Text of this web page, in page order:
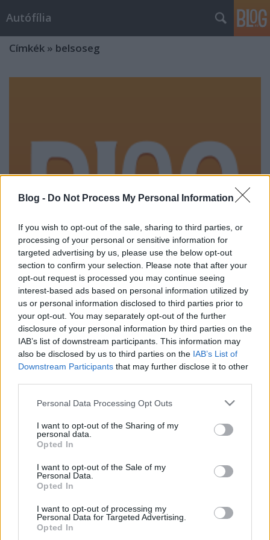
Blog - Do Not Process My Personal Information
If you wish to opt-out of the sale, sharing to third parties, or
processing of your personal or sensitive information for
targeted advertising by us, please use the below opt-out
section to confirm your selection. Please note that after your
opt-out request is processed you may continue seeing
interest-based ads based on personal information utilized by
us or personal information disclosed to third parties prior to
your opt-out. You may separately opt-out of the further
disclosure of your personal information by third parties on the
IAB’s list of downstream participants. This information may
also be disclosed by us to third parties on the IAB’s List of
Downstream Participants that may further disclose it to other
Please note that this website/app uses one or more Google
not limited to your visit or usage behaviour. You may click to
grant or deny consent to Google and its third-party tags to
use your data for below specified purposes in below Google
consent section.
Personal Data Processing Opt Outs
I want to opt-out of the Sharing of my
personal data.
Opted In
I want to opt-out of the Sale of my
Personal Data.
Opted In
I want to opt-out of processing my
Personal Data for Targeted Advertising.
Opted In
Autófília
Címkék » belsoseg
Road trip
Lowtyo• 2008. október 28.
már az első megállónál kudarcba fulladt. Annak
prokeenak, hogy kitegye a blogra, de aztán a
drótnélküli netünk dobott egy errort…
Leülés
Az ablakon túli pocsék időjárás ne szegje kedvüket,